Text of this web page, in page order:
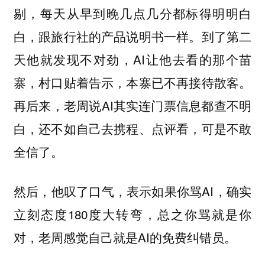
剔，每天从早到晚几点几分都标得明明白
白，跟旅行社的产品说明书一样。到了第二
天他就发现不对劲，AI让他去看的那个苗
寨，村口贴着告示，本寨已不再接待散客。
再后来，老周说AI其实连门票信息都查不明
白，还不如自己去携程、点评看，可是不敢
全信了。
然后，他叹了口气，表示如果你骂AI，确实
立刻态度180度大转弯，总之你骂就是你
对，老周感觉自己就是AI的免费纠错员。